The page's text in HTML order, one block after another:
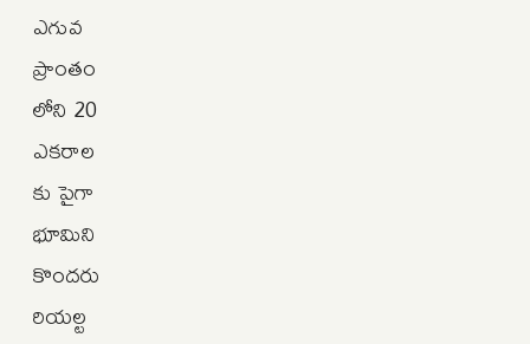
ఎగువ
ప్రాంతం
లోని 20
ఎకరాల
కు పైగా
భూమిని
కొందరు
రియల్ట